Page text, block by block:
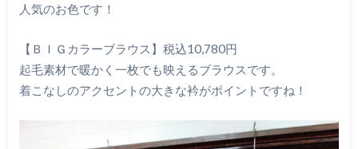
人気のお色です！
【ＢＩＧカラーブラウス】税込10,780円
起毛素材で暖かく一枚でも映えるブラウスです。
着こなしのアクセントの大きな衿がポイントですね！